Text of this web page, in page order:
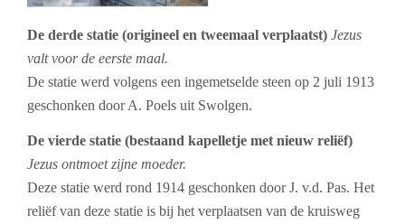
De derde statie (origineel en tweemaal verplaatst) Jezus
valt voor de eerste maal.
De statie werd volgens een ingemetselde steen op 2 juli 1913
geschonken door A. Poels uit Swolgen.
De vierde statie (bestaand kapelletje met nieuw reliëf)
Jezus ontmoet zijne moeder.
Deze statie werd rond 1914 geschonken door J. v.d. Pas. Het
reliëf van deze statie is bij het verplaatsen van de kruisweg